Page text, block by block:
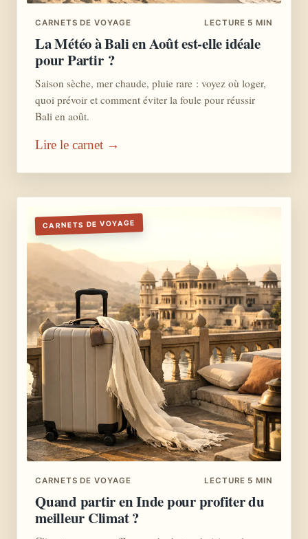
CARNETS DE VOYAGE LECTURE 5 MIN
La Météo à Bali en Août est-elle idéale
pour Partir ?
Saison sèche, mer chaude, pluie rare : voyez où loger,
quoi prévoir et comment éviter la foule pour réussir
Bali en août.
Lire le carnet →
CARNETS DE VOYAGE
CARNETS DE VOYAGE LECTURE 5 MIN
Quand partir en Inde pour profiter du
meilleur Climat ?